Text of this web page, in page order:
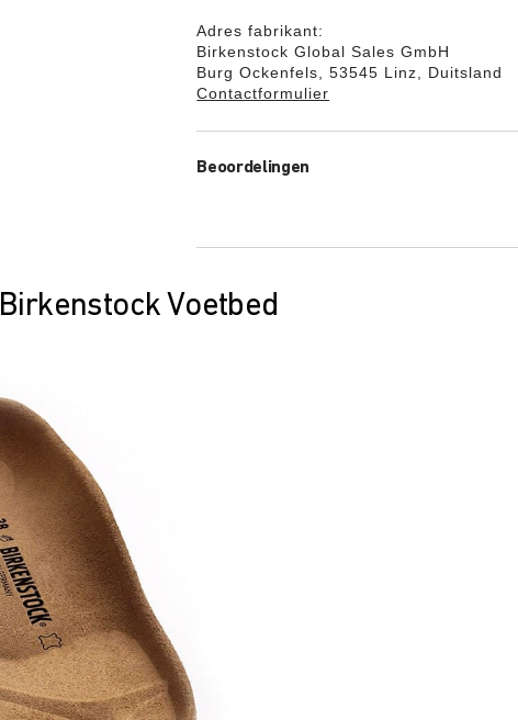
Adres fabrikant:
Birkenstock Global Sales GmbH
Burg Ockenfels, 53545 Linz, Duitsland
Contactformulier
Beoordelingen
Voetbed